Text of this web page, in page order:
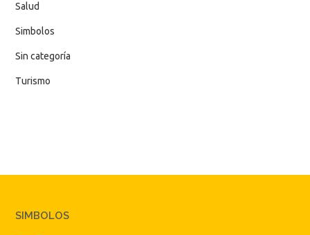
Salud
Simbolos
Sin categoría
Turismo
SIMBOLOS